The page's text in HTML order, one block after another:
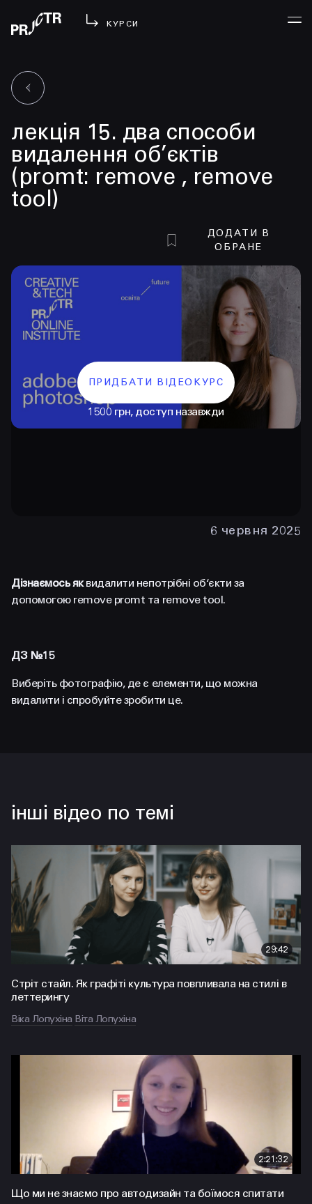
КУРСИ
МЕНЮ
у проджі
бібліотека
менторство
lezo
hello@prjctr.com
INSTAGRAM TELEGRAM YOUTUBE
лекція 15. два способи
видалення об’єктів
(promt: remove , remove
tool)
ДОДАТИ В
ОБРАНЕ
ПРИДБАТИ ВІДЕОКУРС
1500 грн, доступ назавжди
6 червня 2025
Дізнаємось яквидалити непотрібні об‘єкти за
допомогою remove promt та remove tool.
ДЗ №15
Виберіть фотографію, де є елементи, що можна
видалити і спробуйте зробити це.
інші відео по темі
29:42
Стріт стайл. Як графіті культура повпливала на стилі в
леттерингу
Віка Лопухіна Віта Лопухіна
2:21:32
Що ми не знаємо про автодизайн та боїмося спитати